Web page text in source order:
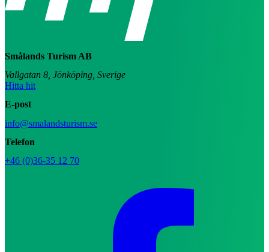
Smålands Turism AB
Vallgatan 8, Jönköping, Sverige
Hitta hit
E-post
info@smalandsturism.se
Telefon
+46 (0)36-35 12 70